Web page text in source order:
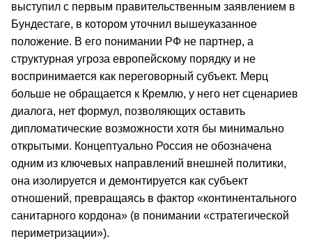
выступил с первым правительственным заявлением в
Бундестаге, в котором уточнил вышеуказанное
положение. В его понимании РФ не партнер, а
структурная угроза европейскому порядку и не
воспринимается как переговорный субъект. Мерц
больше не обращается к Кремлю, у него нет сценариев
диалога, нет формул, позволяющих оставить
дипломатические возможности хотя бы минимально
открытыми. Концептуально Россия не обозначена
одним из ключевых направлений внешней политики,
она изолируется и демонтируется как субъект
отношений, превращаясь в фактор «континентального
санитарного кордона» (в понимании «стратегической
периметризации»).